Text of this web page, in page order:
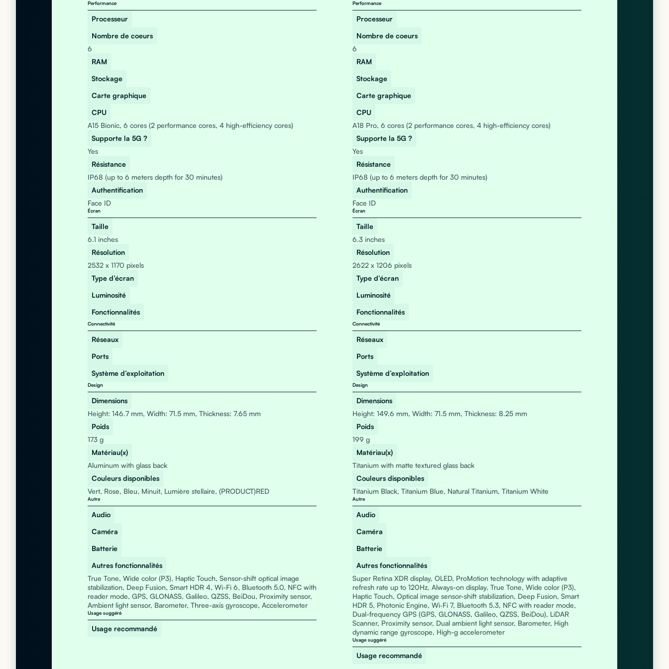
Performance
Processeur
Nombre de coeurs
6
RAM
Stockage
Carte graphique
CPU
A15 Bionic, 6 cores (2 performance cores, 4 high-efficiency cores)
Supporte la 5G ?
Yes
Résistance
IP68 (up to 6 meters depth for 30 minutes)
Authentification
Face ID
Écran
Taille
6.1 inches
Résolution
2532 x 1170 pixels
Type d’écran
Luminosité
Fonctionnalités
Connectivité
Réseaux
Ports
Système d’exploitation
Design
Dimensions
Height: 146.7 mm, Width: 71.5 mm, Thickness: 7.65 mm
Poids
173 g
Matériau(x)
Aluminum with glass back
Couleurs disponibles
Vert, Rose, Bleu, Minuit, Lumière stellaire, (PRODUCT)RED
Autre
Audio
Caméra
Batterie
Autres fonctionnalités
True Tone, Wide color (P3), Haptic Touch, Sensor-shift optical image
stabilization, Deep Fusion, Smart HDR 4, Wi-Fi 6, Bluetooth 5.0, NFC with
reader mode, GPS, GLONASS, Galileo, QZSS, BeiDou, Proximity sensor,
Ambient light sensor, Barometer, Three-axis gyroscope, Accelerometer
Usage suggéré
Usage recommandé
Performance
Processeur
Nombre de coeurs
6
RAM
Stockage
Carte graphique
CPU
A18 Pro, 6 cores (2 performance cores, 4 high-efficiency cores)
Supporte la 5G ?
Yes
Résistance
IP68 (up to 6 meters depth for 30 minutes)
Authentification
Face ID
Écran
Taille
6.3 inches
Résolution
2622 x 1206 pixels
Type d’écran
Luminosité
Fonctionnalités
Connectivité
Réseaux
Ports
Système d’exploitation
Design
Dimensions
Height: 149.6 mm, Width: 71.5 mm, Thickness: 8.25 mm
Poids
199 g
Matériau(x)
Titanium with matte textured glass back
Couleurs disponibles
Titanium Black, Titanium Blue, Natural Titanium, Titanium White
Autre
Audio
Caméra
Batterie
Autres fonctionnalités
Super Retina XDR display, OLED, ProMotion technology with adaptive
refresh rate up to 120Hz, Always-on display, True Tone, Wide color (P3),
Haptic Touch, Optical image sensor-shift stabilization, Deep Fusion, Smart
HDR 5, Photonic Engine, Wi‑Fi 7, Bluetooth 5.3, NFC with reader mode,
Dual-frequency GPS (GPS, GLONASS, Galileo, QZSS, BeiDou), LiDAR
Scanner, Proximity sensor, Dual ambient light sensor, Barometer, High
dynamic range gyroscope, High-g accelerometer
Usage suggéré
Usage recommandé